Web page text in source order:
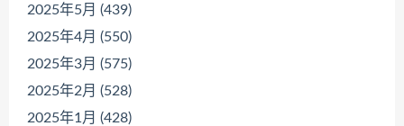
2025年5月 (439)
2025年4月 (550)
2025年3月 (575)
2025年2月 (528)
2025年1月 (428)